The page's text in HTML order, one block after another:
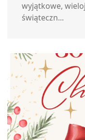
wyjątkowe,
świąteczn...